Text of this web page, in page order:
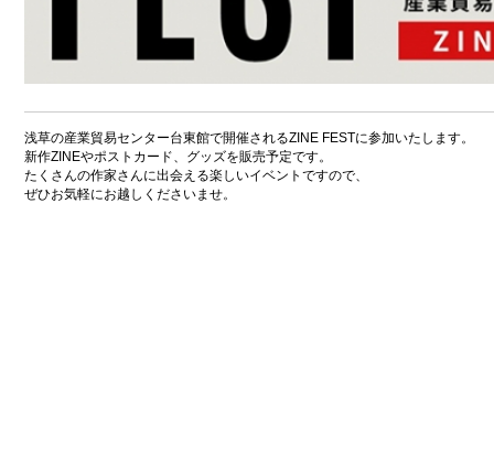
浅草の産業貿易センター台東館で開催されるZINE FESTに参加いたします。
新作ZINEやポストカード、グッズを販売予定です。
たくさんの作家さんに出会える楽しいイベントですので、
ぜひお気軽にお越しくださいませ。